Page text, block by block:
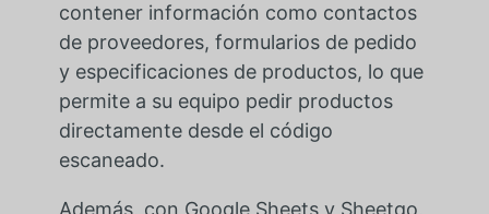
contener información como contactos
de proveedores, formularios de pedido
y especificaciones de productos, lo que
permite a su equipo pedir productos
directamente desde el código
escaneado.
Además, con Google Sheets y Sheetgo,